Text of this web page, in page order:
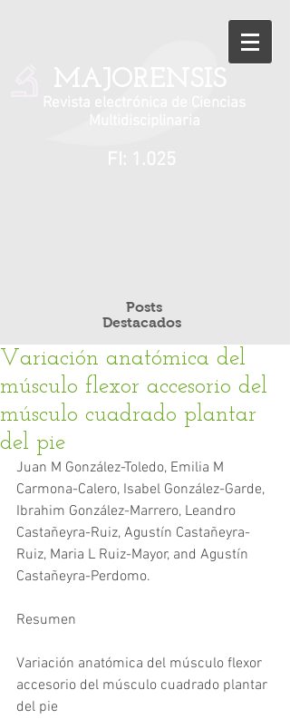
MAJORENSIS
Posts
Destacados
Variación anatómica del
músculo flexor accesorio del
músculo cuadrado plantar
del pie
Juan M González-Toledo, Emilia M
Carmona-Calero, Isabel González-Garde,
Ibrahim González-Marrero, Leandro
Castañeyra-Ruiz, Agustín Castañeyra-
Ruiz, Maria L Ruiz-Mayor, and Agustín
Castañeyra-Perdomo.
Resumen
Variación anatómica del músculo flexor
accesorio del músculo cuadrado plantar
del pie